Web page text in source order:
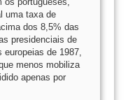
uma taxa de
dos 8,5% das
presidenciais de
de 1987,
menos mobiliza
apenas por